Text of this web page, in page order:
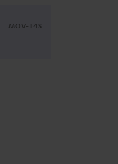
MOV-T4S